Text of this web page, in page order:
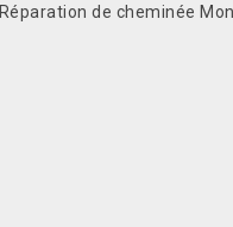
Réparation de cheminée